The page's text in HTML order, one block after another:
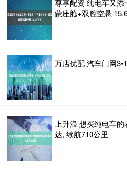
尊享配资 纯电车又
蒙座舱+双腔空悬
万店优配 汽车门网
上升浪 想买纯电车
达, 续航710公里